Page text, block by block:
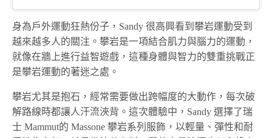
身為戶外運動狂熱份子，Sandy 很高興看到攀岩運動受到
越來越多人的關注。攀岩是一項結合肌力與腦力的運動，
就像在牆上進行益智遊戲，這種身體與智力的雙重挑戰正
是攀岩運動的著迷之處。
攀岩尤其是抱石，經常需要做出跨幅度的大動作，每次破
解路線時都讓人汗流浹背。這次體驗中，Sandy 選擇了瑞
士 Mammut的 Massone 攀岩系列服飾，以輕量、彈性和耐